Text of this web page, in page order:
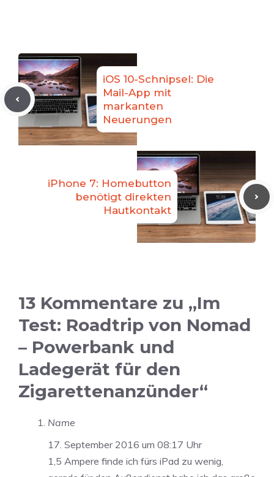
iOS 10-Schnipsel: Die
Mail-App mit
markanten
Neuerungen
iPhone 7: Homebutton
benötigt direkten
Hautkontakt
13 Kommentare zu „Im
Test: Roadtrip von Nomad
– Powerbank und
Ladegerät für den
Zigarettenanzünder“
Name
17. September 2016 um 08:17 Uhr
1,5 Ampere finde ich fürs iPad zu wenig,